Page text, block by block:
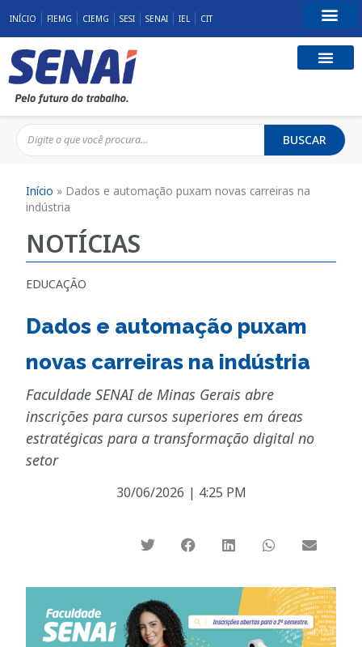
INÍCIO FIEMG CIEMG SESI SENAI IEL CIT
BUSCAR
Início » Dados e automação puxam novas carreiras na
indústria
NOTÍCIAS
EDUCAÇÃO
Dados e automação puxam
novas carreiras na indústria
Faculdade SENAI de Minas Gerais abre
inscrições para cursos superiores em áreas
estratégicas para a transformação digital no
setor
30/06/2026 | 4:25 PM